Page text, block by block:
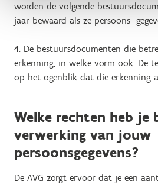
worden de volgende
jaar bewaard als ze persoons-
4. De bestuursdocumenten die
erkenning, in welke vorm ook. De
op het ogenblik dat die erkenning
Welke rechten heb je
verwerking van jouw
persoonsgegevens?
De AVG zorgt ervoor dat je een